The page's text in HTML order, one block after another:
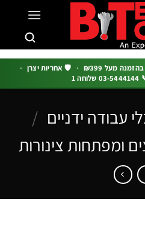
₪399
· 🛡️ אחריות יצרן ·
ידניים /
צינורות